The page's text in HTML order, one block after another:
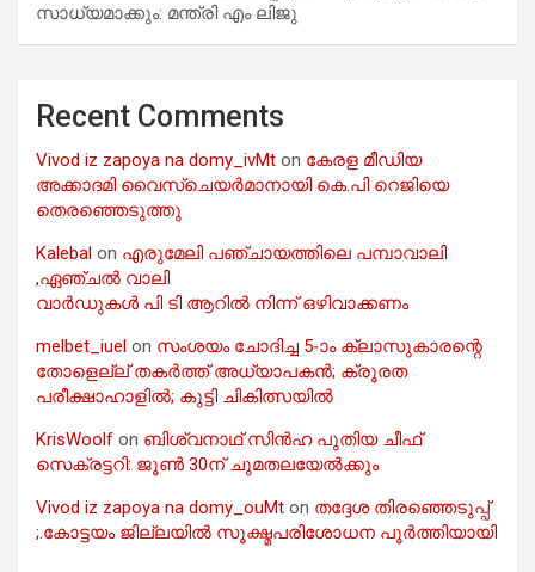
സാധ്യമാക്കും: മന്ത്രി എം ലിജു
Recent Comments
Vivod iz zapoya na domy_ivMt on കേരള മീഡിയ
അക്കാദമി വൈസ്ചെയർമാനായി കെ.പി റെജിയെ
തെരഞ്ഞെടുത്തു
Kalebal on എരുമേലി പഞ്ചായത്തിലെ പമ്പാവാലി
,ഏഞ്ചൽ വാലി
വാർഡുകൾ പി ടി ആറിൽ നിന്ന് ഒഴിവാക്കണം
melbet_iuel on സംശയം ചോദിച്ച 5-ാം ക്ലാസുകാരന്റെ
തോളെല്ല് തകർത്ത് അധ്യാപകൻ; ക്രൂരത
പരീക്ഷാഹാളിൽ; കുട്ടി ചികിത്സയിൽ
KrisWoolf on ബിശ്വനാഥ് സിൻഹ പുതിയ ചീഫ്
സെക്രട്ടറി: ജൂൺ 30ന് ചുമതലയേൽക്കും
Vivod iz zapoya na domy_ouMt on തദ്ദേശ തിരഞ്ഞെടുപ്പ്
;.കോട്ടയം ജില്ലയിൽ സൂക്ഷ്മപരിശോധന പൂർത്തിയായി